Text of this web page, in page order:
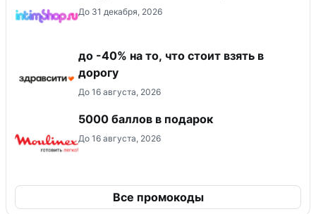
До 31 декабря, 2026
до -40% на то, что стоит взять в
дорогу
До 16 августа, 2026
5000 баллов в подарок
До 16 августа, 2026
Все промокоды